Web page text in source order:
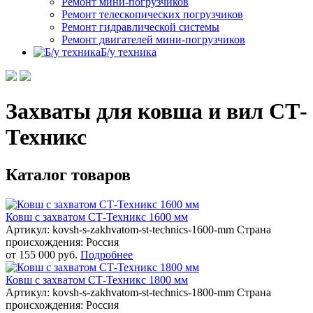
Ремонт телескопических погрузчиков
Ремонт гидравлической системы
Ремонт двигателей мини-погрузчиков
Б/у техника
Захваты для ковша и вил СТ-
Техникс
Каталог товаров
Ковш с захватом СТ-Техникс 1600 мм
Артикул: kovsh-s-zakhvatom-st-technics-1600-mm Страна
происхождения: Россия
от 155 000 руб. Подробнее
Ковш с захватом СТ-Техникс 1800 мм
Артикул: kovsh-s-zakhvatom-st-technics-1800-mm Страна
происхождения: Россия